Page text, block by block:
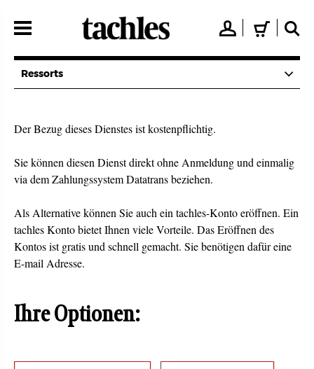
zum
👤 🛒 🔍
Ressorts
Der Bezug dieses Dienstes ist kostenpflichtig.
Sie können diesen Dienst direkt ohne Anmeldung und einmalig
via dem Zahlungssystem Datatrans beziehen.
Als Alternative können Sie auch ein tachles-Konto eröffnen. Ein
tachles Konto bietet Ihnen viele Vorteile. Das Eröffnen des
Kontos ist gratis und schnell gemacht. Sie benötigen dafür eine
E-mail Adresse.
Ihre Optionen: